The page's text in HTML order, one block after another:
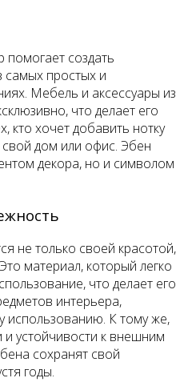
создать
самых простых и
Мебель и аксессуары из
что делает его
кто хочет добавить нотку
свой дом или офис. Эбен
декора, но и символом
не только своей красотой,
материал, который легко
что делает его
интерьера,
использованию. К тому же,
и устойчивости к внешним
сохранят свой
годы.